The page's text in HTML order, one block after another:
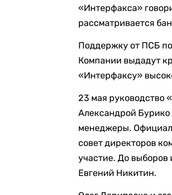
«Интерфакса»
рассматривается
Поддержку от ПСБ
Компании выдадут
«Интерфаксу»
23 мая руководство
Александрой Бурико
менеджеры.
совет директоров
участие. До выборов
Евгений Никитин.